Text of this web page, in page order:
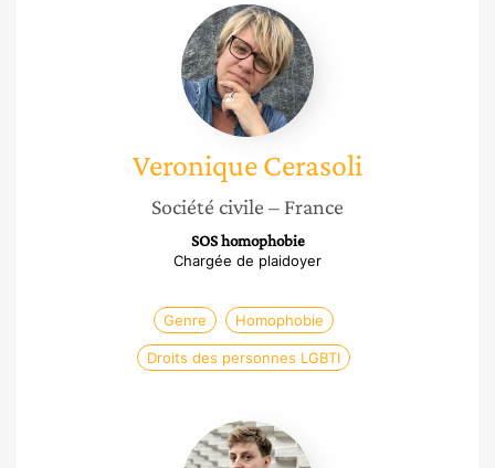
Veronique
Cerasoli
VeroniqueCerasoli
Société civile – France
SOS homophobie
Chargée de plaidoyer
Genre Homophobie
Droits des personnes LGBTI
Mathilde
Neuville